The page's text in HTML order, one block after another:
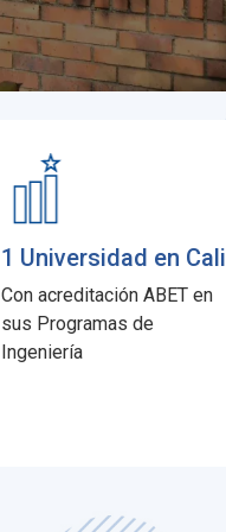
1 Universidad en Cali
Con acreditación ABET en
sus Programas de
Ingeniería